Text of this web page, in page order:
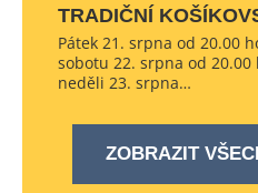
TRADIČNÍ
Pátek 21. srpna od 20.00
sobotu 22. srpna od 20.00
neděli 23. srpna…
ZOBRAZIT